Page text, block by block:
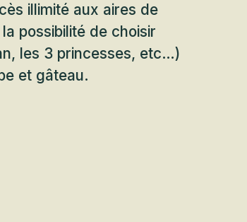
illimité aux aires de
possibilité de choisir
les 3 princesses, etc…)
et gâteau.